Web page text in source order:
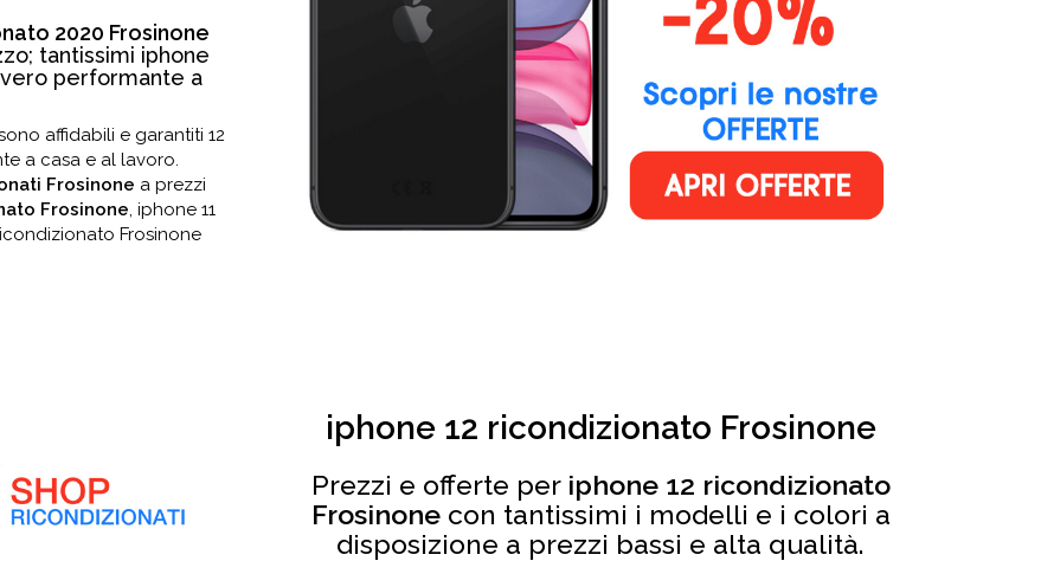
2020 Frosinone
tantissimi iphone
performante a
affidabili e garantiti 12
a casa e al lavoro.
Frosinone a prezzi
Frosinone, iphone 11
Frosinone
iphone 12 ricondizionato Frosinone
Prezzi e offerte per iphone 12 ricondizionato
Frosinonecon tantissimi i modelli e i colori a
disposizione a prezzi bassi e alta qualità.